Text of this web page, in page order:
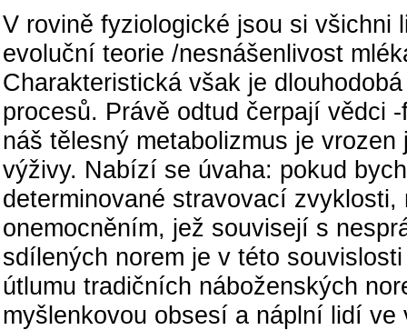
V rovině fyziologické jsou si všichni
evoluční teorie /nesnášenlivost
Charakteristická však je
procesů. Právě odtud čerpají vědci
náš tělesný metabolizmus je vrozen
výživy. Nabízí se úvaha: pokud
determinované stravovací
onemocněním, jež souvisejí s
sdílených norem je v této
útlumu tradičních náboženských
myšlenkovou obsesí a náplní lidí